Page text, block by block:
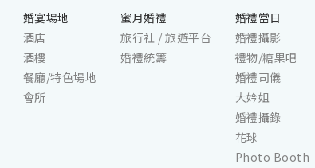
婚宴場地
酒店
酒樓
餐廳/特色場地
會所
蜜月婚禮
旅行社 / 旅遊平台
婚禮統籌
婚禮當日
婚禮攝影
禮物/糖果吧
婚禮司儀
大妗姐
婚禮攝錄
花球
Photo Booth